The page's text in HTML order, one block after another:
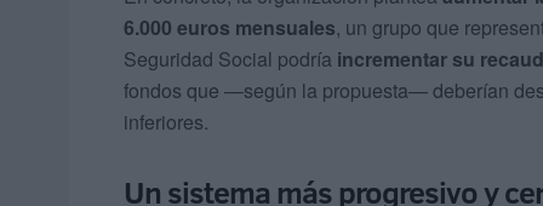
6.000 euros mensuales, un grupo que
Seguridad Social podría incrementar su
fondos que —según la propuesta— deberían
inferiores.
Un sistema más progresivo y